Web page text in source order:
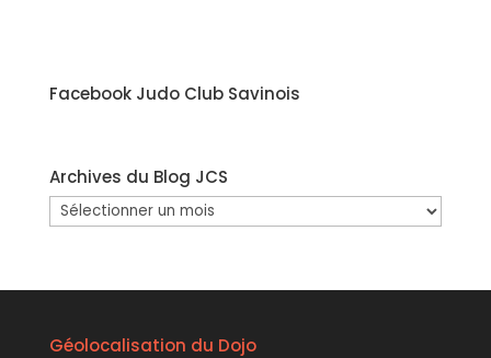
Facebook Judo Club Savinois
Archives du Blog JCS
Archives
du
Géolocalisation du Dojo